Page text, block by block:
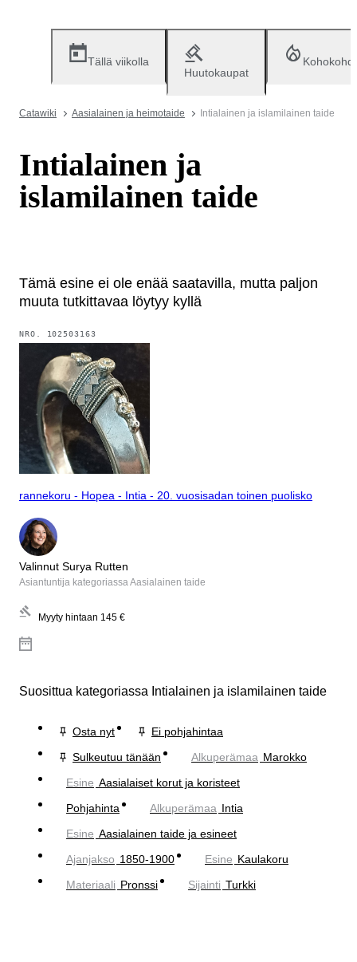
Tällä viikolla
Huutokaupat
Catawiki Aasialainen ja heimotaide Intialainen ja islamilainen taide
Intialainen ja
islamilainen taide
Tämä esine ei ole enää saatavilla, mutta paljon
muuta tutkittavaa löytyy kyllä
NRO. 102503163
rannekoru - Hopea - Intia - 20. vuosisadan toinen puolisko
Valinnut Surya Rutten
Asiantuntija kategoriassa Aasialainen taide
Myyty hintaan 145 €
Suosittua kategoriassa Intialainen ja islamilainen taide
Osta nyt
Ei pohjahintaa
Sulkeutuu tänään
Alkuperämaa Marokko
Esine Aasialaiset korut ja koristeet
Pohjahinta
Alkuperämaa Intia
Esine Aasialainen taide ja esineet
Ajanjakso 1850-1900 Esine Kaulakoru
Materiaali Pronssi Sijainti Turkki